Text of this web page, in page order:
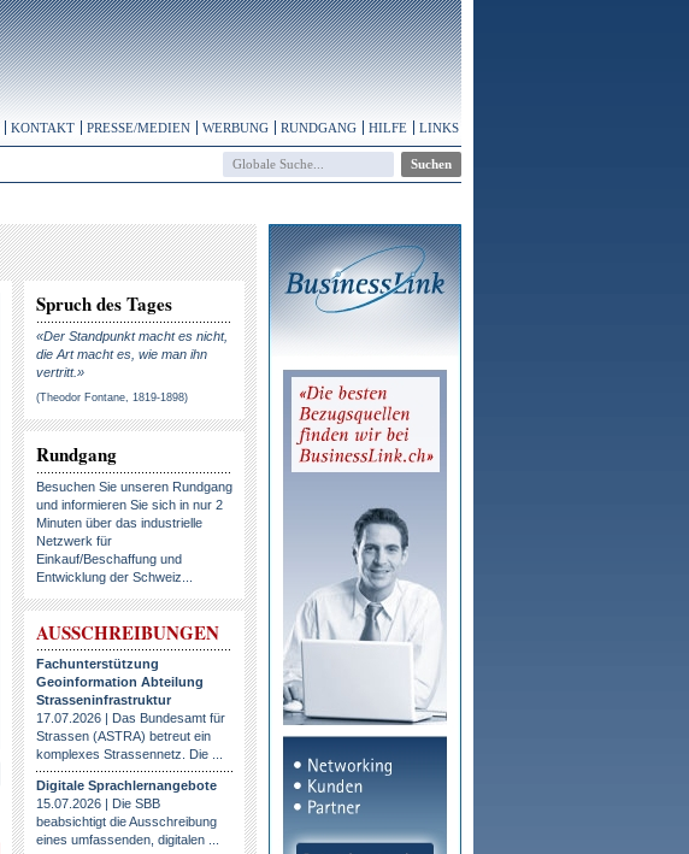
KONTAKT PRESSE/MEDIEN WERBUNG RUNDGANG HILFE LINKS
Spruch des Tages
«Der Standpunkt macht es nicht,
die Art macht es, wie man ihn
vertritt.»
(Theodor Fontane, 1819-1898)
Rundgang
Besuchen Sie unseren Rundgang
und informieren Sie sich in nur 2
Minuten über das industrielle
Netzwerk für
Einkauf/Beschaffung und
Entwicklung der Schweiz...
AUSSCHREIBUNGEN
Fachunterstützung
Geoinformation Abteilung
Strasseninfrastruktur
17.07.2026 | Das Bundesamt für
Strassen (ASTRA) betreut ein
komplexes Strassennetz. Die ...
Digitale Sprachlernangebote
15.07.2026 | Die SBB
beabsichtigt die Ausschreibung
eines umfassenden, digitalen ...